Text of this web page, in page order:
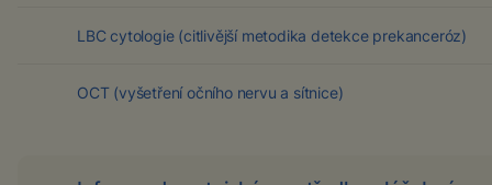
LBC cytologie (citlivější metodika detekce prekanceróz)
OCT (vyšetření očního nervu a sítnice)